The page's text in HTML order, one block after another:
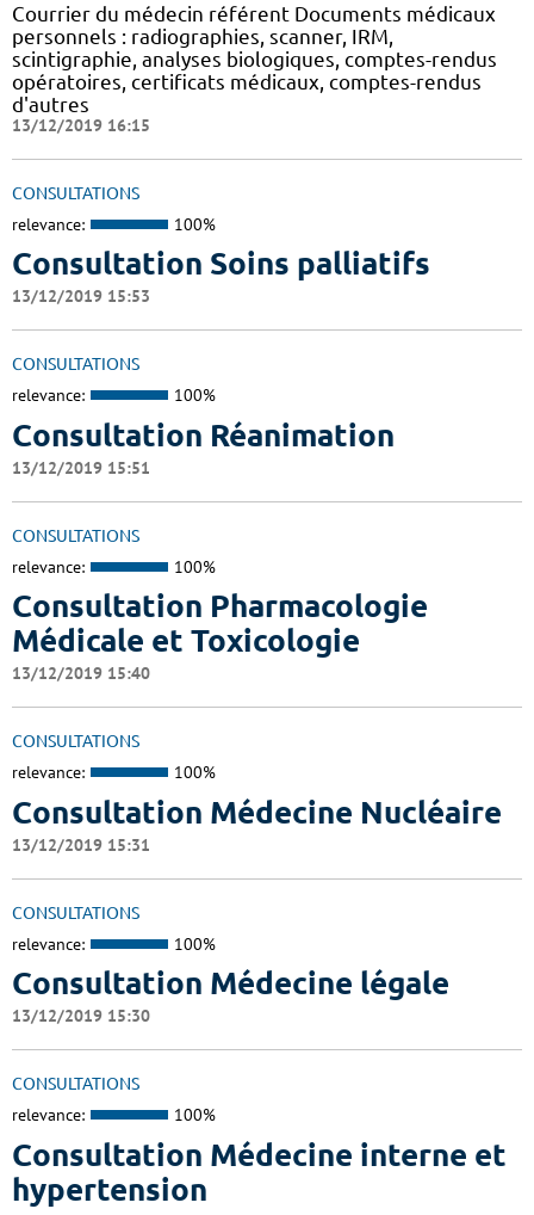
Courrier du médecin référent Documents médicaux
personnels : radiographies, scanner, IRM,
scintigraphie, analyses biologiques, comptes-rendus
opératoires, certificats médicaux, comptes-rendus
d'autres
13/12/2019 16:15
CONSULTATIONS
relevance: 100%
Consultation Soins palliatifs
13/12/2019 15:53
CONSULTATIONS
relevance: 100%
Consultation Réanimation
13/12/2019 15:51
CONSULTATIONS
relevance: 100%
Consultation Pharmacologie
Médicale et Toxicologie
13/12/2019 15:40
CONSULTATIONS
relevance: 100%
Consultation Médecine Nucléaire
13/12/2019 15:31
CONSULTATIONS
relevance: 100%
Consultation Médecine légale
13/12/2019 15:30
CONSULTATIONS
relevance: 100%
Consultation Médecine interne et
hypertension